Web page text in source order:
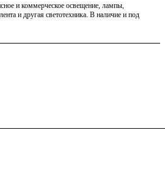
и коммерческое освещение, лампы,
и другая светотехника. В наличие и под